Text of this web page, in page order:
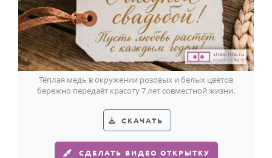
Тёплая медь в окружении розовых и белых цветов
бережно передаёт красоту 7 лет совместной жизни.
СКАЧАТЬ
СДЕЛАТЬ ВИДЕО ОТКРЫТКУ